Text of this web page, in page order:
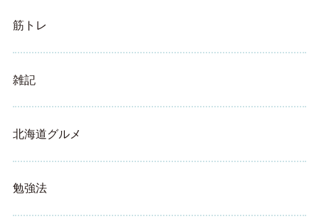
筋トレ
雑記
北海道グルメ
勉強法